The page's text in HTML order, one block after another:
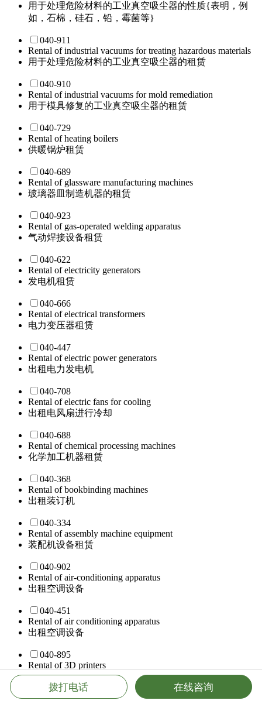
用于处理危险材料的工业真空吸尘器的性质{表明，例
如，石棉，硅石，铅，霉菌等}
040-911
Rental of industrial vacuums for treating hazardous materials
用于处理危险材料的工业真空吸尘器的租赁
040-910
Rental of industrial vacuums for mold remediation
用于模具修复的工业真空吸尘器的租赁
040-729
Rental of heating boilers
供暖锅炉租赁
040-689
Rental of glassware manufacturing machines
玻璃器皿制造机器的租赁
040-923
Rental of gas-operated welding apparatus
气动焊接设备租赁
040-622
Rental of electricity generators
发电机租赁
040-666
Rental of electrical transformers
电力变压器租赁
040-447
Rental of electric power generators
出租电力发电机
040-708
Rental of electric fans for cooling
出租电风扇进行冷却
040-688
Rental of chemical processing machines
化学加工机器租赁
040-368
Rental of bookbinding machines
出租装订机
040-334
Rental of assembly machine equipment
装配机设备租赁
040-902
Rental of air-conditioning apparatus
出租空调设备
040-451
Rental of air conditioning apparatus
出租空调设备
040-895
Rental of 3D printers
租赁3D打印机
040-559
拨打电话 在线咨询